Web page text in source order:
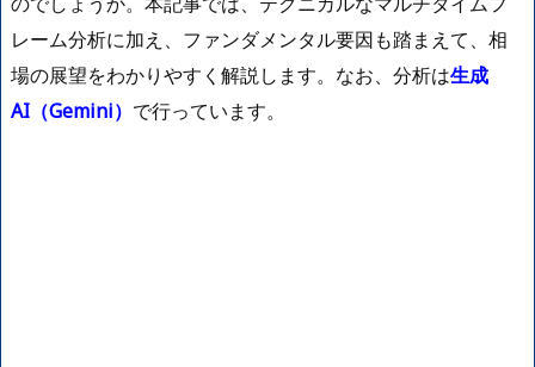
レーム分析に加え、ファンダメンタル要因も踏まえて、相
場の展望をわかりやすく解説します。なお、分析は生成
AI （Gemini） で行っています。